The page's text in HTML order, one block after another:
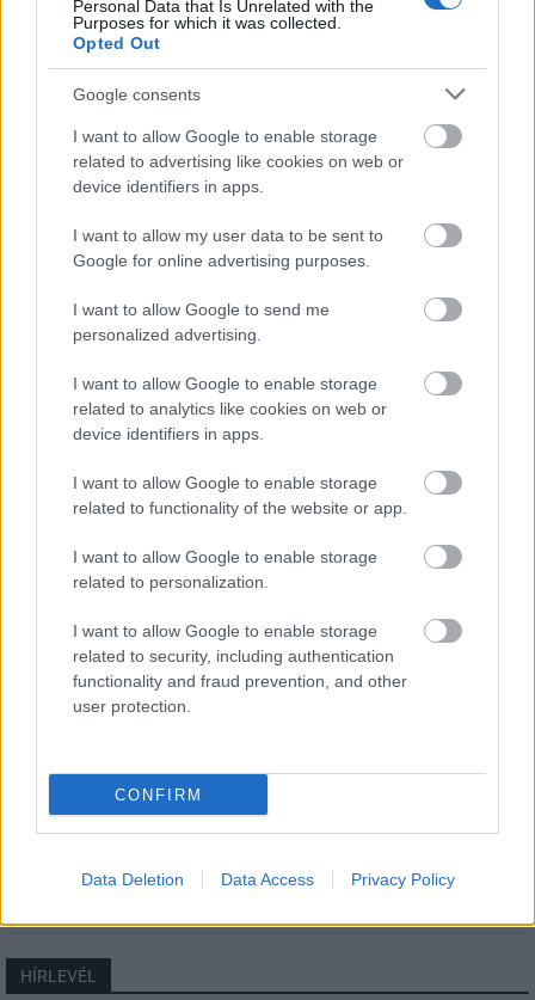
Personal Data that Is Unrelated with the
Purposes for which it was collected.
Opted Out
Google consents
I want to allow Google to enable storage
related to advertising like cookies on web or
device identifiers in apps.
I want to allow my user data to be sent to
Google for online advertising purposes.
I want to allow Google to send me
personalized advertising.
I want to allow Google to enable storage
related to analytics like cookies on web or
device identifiers in apps.
I want to allow Google to enable storage
related to functionality of the website or app.
I want to allow Google to enable storage
related to personalization.
I want to allow Google to enable storage
related to security, including authentication
functionality and fraud prevention, and other
user protection.
CONFIRM
Data Deletion Data Access Privacy Policy
Zugló Budapest közbeszerzés
Új vízáteresztő burkolatú parkolók épülnek Zuglóban
Keresik a kivitelezőt 45 új parkolóhely kialakítására Budapesten,
klímavédelmi megoldást is tartalmaz: a csapadékvíz helyben
hasznosítását, a zöldfelület rendezését és a park megóvását.
Nem az üres, hanem az okosan működő
épület energiatakarékos
Újragondolják Lipótváros rejtett, zöld
parkját
Történelmi táj, amelynek minden köve
mesél – megújul a tatai Angolkert
M1 bővítés: már zajlik a teljesen új
Bicske Kelet csomópont építése
HÍRLEVÉL